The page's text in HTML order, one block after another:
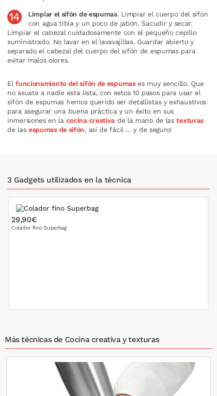
Limpiar el sifón de espumas. Limpiar el cuerpo del sifón
con agua tibia y un poco de jabón. Sacudir y secar.
Limpiar el cabezal cuidadosamente con el pequeño cepillo
suministrado. No lavar en el lavavajillas. Guardar abierto y
separado el cabezal del cuerpo del sifón de espumas para
evitar malos olores.
Elfuncionamiento del sifón de espumases muy sencillo. Que
no asuste a nadie esta lista, con estos 10 pasos para usar el
sifón de espumas hemos querido ser detallistas y exhaustivos
para asegurar una buena práctica y un éxito en sus
inmersiones en la cocina creativa de la mano de lastexturas
de las espumas de sifón, así de fácil ... y de seguro!
3 Gadgets utilizados en la técnica
29,90€
Colador fino Superbag
Más técnicas de Cocina creativa y texturas